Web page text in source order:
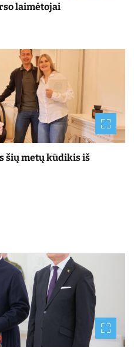
laimėtojai
šių metų kūdikis iš